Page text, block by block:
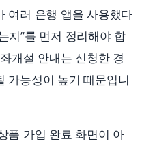
여러 은행 앱을 사용했다
지”를 먼저 정리해야 합
개설 안내는 신청한 경
가능성이 높기 때문입니
품 가입 완료 화면이 아